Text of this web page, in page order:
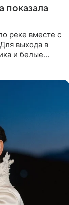
показала
реке вместе с
выхода в
и белые